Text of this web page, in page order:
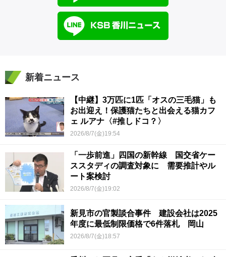
新着ニュース
【中継】3万匹に1匹「オスの三毛猫」も
お出迎え！保護猫たちと出会える猫カフ
ェ ルアナ〈#推しドコ？〉
2026/8/7(金)19:54
「一歩前進」四国の新幹線 国交省ケー
ススタディの調査対象に 需要推計やル
ート案検討
2026/8/7(金)19:02
新見市の官製談合事件 建設会社は2025
年度に最低制限価格で6件落札 岡山
2026/8/7(金)18:57